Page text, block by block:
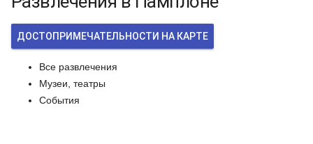
ДОСТОПРИМЕЧАТЕЛЬНОСТИ НА КАРТЕ
Все развлечения
Музеи, театры
События